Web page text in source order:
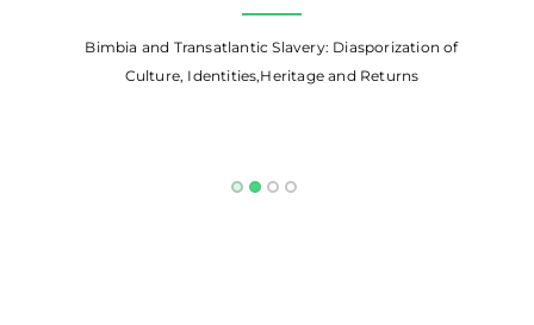
Bimbia and Transatlantic Slavery: Diasporization of
Culture, Identities,Heritage and Returns